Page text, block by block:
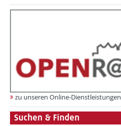
zu unseren Online-Dienstleistungen
Suchen & Finden